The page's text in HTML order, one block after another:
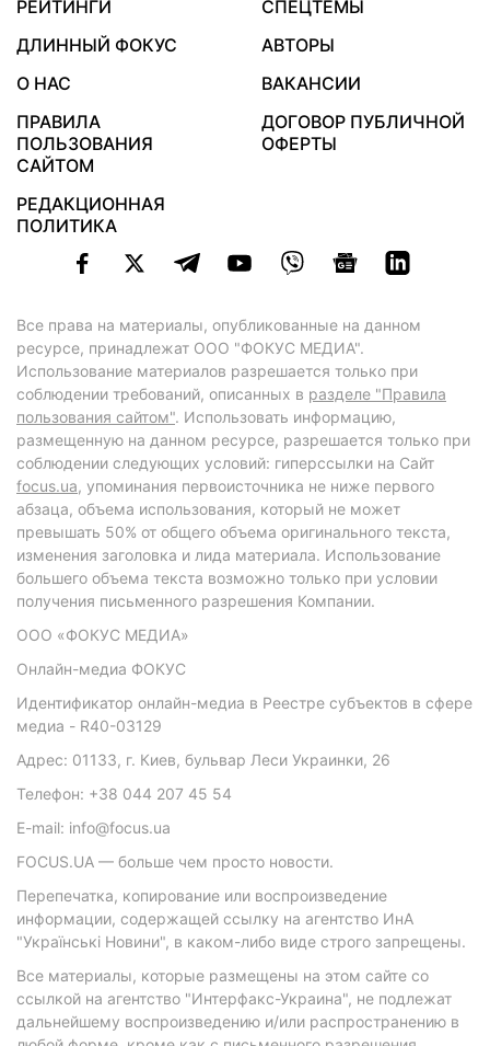
РЕЙТИНГИ
СПЕЦТЕМЫ
ДЛИННЫЙ ФОКУС
АВТОРЫ
О НАС
ВАКАНСИИ
ПРАВИЛА
ПОЛЬЗОВАНИЯ
САЙТОМ
ДОГОВОР ПУБЛИЧНОЙ
ОФЕРТЫ
РЕДАКЦИОННАЯ
ПОЛИТИКА
Все права на материалы, опубликованные на данном
ресурсе, принадлежат ООО "ФОКУС МЕДИА".
Использование материалов разрешается только при
соблюдении требований, описанных в разделе "Правила
пользования сайтом". Использовать информацию,
размещенную на данном ресурсе, разрешается только при
соблюдении следующих условий: гиперссылки на Сайт
focus.ua, упоминания первоисточника не ниже первого
абзаца, объема использования, который не может
превышать 50% от общего объема оригинального текста,
изменения заголовка и лида материала. Использование
большего объема текста возможно только при условии
получения письменного разрешения Компании.
ООО «ФОКУС МЕДИА»
Онлайн-медиа ФОКУС
Идентификатор онлайн-медиа в Реестре субъектов в сфере
медиа - R40-03129
Адрес: 01133, г. Киев, бульвар Леси Украинки, 26
Телефон: +38 044 207 45 54
E-mail: info@focus.ua
FOCUS.UA — больше чем просто новости.
Перепечатка, копирование или воспроизведение
информации, содержащей ссылку на агентство ИнА
"Українські Новини", в каком-либо виде строго запрещены.
Все материалы, которые размещены на этом сайте со
ссылкой на агентство "Интерфакс-Украина", не подлежат
дальнейшему воспроизведению и/или распространению в